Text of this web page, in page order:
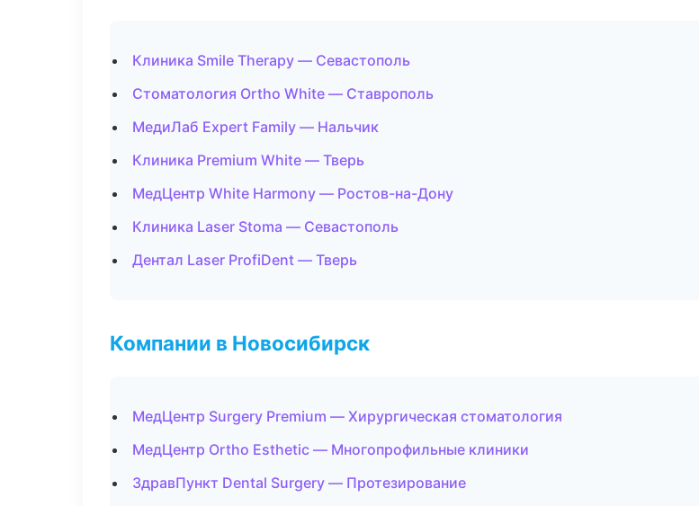
Клиника Smile Therapy — Севастополь
Стоматология Ortho White — Ставрополь
МедиЛаб Expert Family — Нальчик
Клиника Premium White — Тверь
МедЦентр White Harmony — Ростов-на-Дону
Клиника Laser Stoma — Севастополь
Дентал Laser ProfiDent — Тверь
Компании в Новосибирск
МедЦентр Surgery Premium — Хирургическая стоматология
МедЦентр Ortho Esthetic — Многопрофильные клиники
ЗдравПункт Dental Surgery — Протезирование